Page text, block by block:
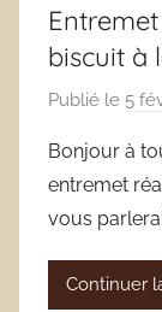
biscuit à
Publié le 5
Bonjour à
entremet
vous
Continuer